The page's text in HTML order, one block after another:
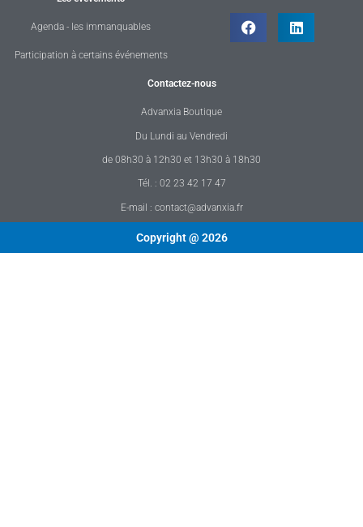
Agenda - les immanquables
Participation à certains événements
Contactez-nous
Advanxia Boutique
Du Lundi au Vendredi
de 08h30 à 12h30 et 13h30 à 18h30
Tél. : 02 23 42 17 47
E-mail : contact@advanxia.fr
Copyright @ 2026